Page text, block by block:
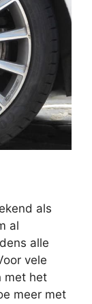
als
al
alle
vele
met het
meer met